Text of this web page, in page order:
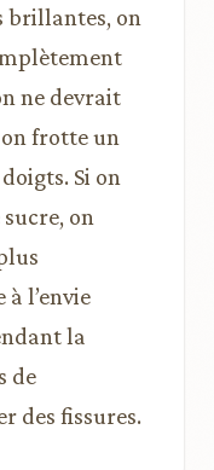
brillantes, on
ne devrait
frotte un
Si on
on
l’envie
la
de
des fissures.